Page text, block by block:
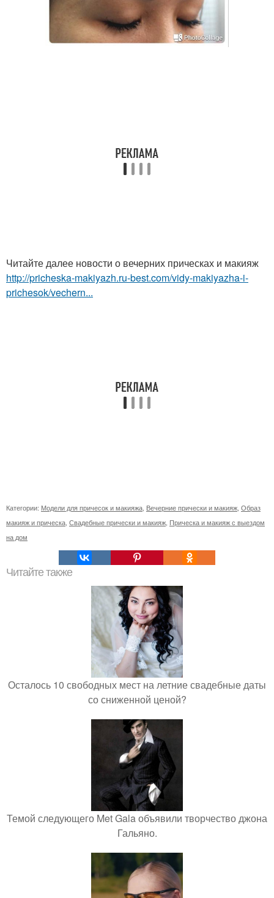
Читайте далее новости о вечерних прическах и макияж
http://pricheska-makiyazh.ru-best.com/vidy-makiyazha-i-
prichesok/vechern...
Категории: Модели для причесок и макияжа Вечерние прически и макияж Образ
макияж и прическа Свадебные прически и макияж Прическа и макияж с выездом
на дом
Читайте также
Осталось 10 свободных мест на летние свадебные даты
со сниженной ценой?
Темой следующего Met Gala объявили творчество джона
Гальяно.